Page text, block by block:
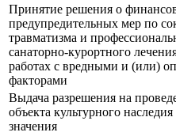
Принятие решения о
предупредительных мер по
травматизма и
санаторно-курортного
работах с вредными и (или)
факторами
Выдача разрешения на
объекта культурного
значения